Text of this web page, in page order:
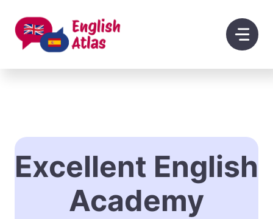
contenido
Excellent English
Academy